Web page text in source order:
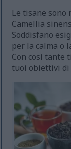
Le tisane sono
Camellia
Soddisfano
per la calma o
Con così tante
tuoi obiettivi di